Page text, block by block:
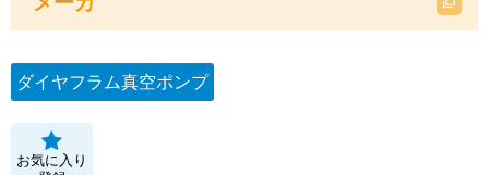
ダイヤフラム真空ポンプ
お気に入り